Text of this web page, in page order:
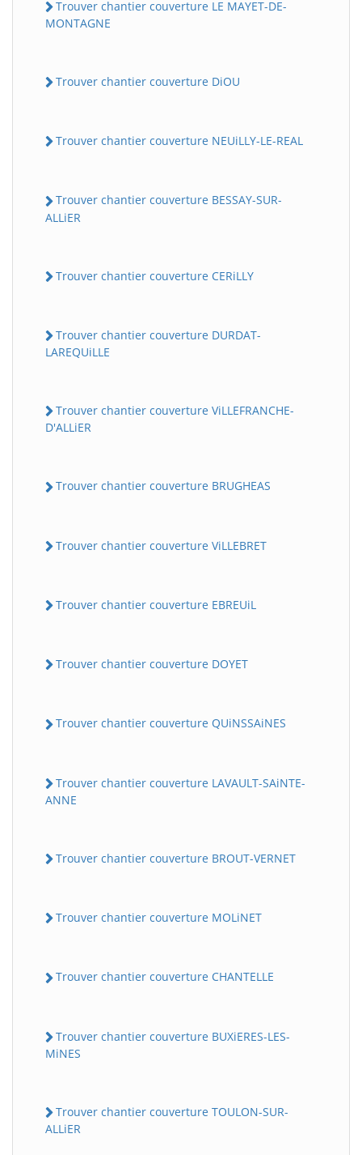
Trouver chantier couverture LE MAYET-DE-
MONTAGNE
Trouver chantier couverture DiOU
Trouver chantier couverture NEUiLLY-LE-REAL
Trouver chantier couverture BESSAY-SUR-
ALLiER
Trouver chantier couverture CERiLLY
Trouver chantier couverture DURDAT-
LAREQUiLLE
Trouver chantier couverture ViLLEFRANCHE-
D'ALLiER
Trouver chantier couverture BRUGHEAS
Trouver chantier couverture ViLLEBRET
Trouver chantier couverture EBREUiL
Trouver chantier couverture DOYET
Trouver chantier couverture QUiNSSAiNES
Trouver chantier couverture LAVAULT-SAiNTE-
ANNE
Trouver chantier couverture BROUT-VERNET
Trouver chantier couverture MOLiNET
Trouver chantier couverture CHANTELLE
Trouver chantier couverture BUXiERES-LES-
MiNES
Trouver chantier couverture TOULON-SUR-
ALLiER